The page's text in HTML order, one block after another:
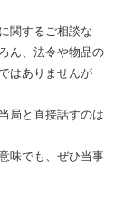
関するご相談な
ん、法令や物品の
はありませんが
局と直接話すのは
味でも、ぜひ当事